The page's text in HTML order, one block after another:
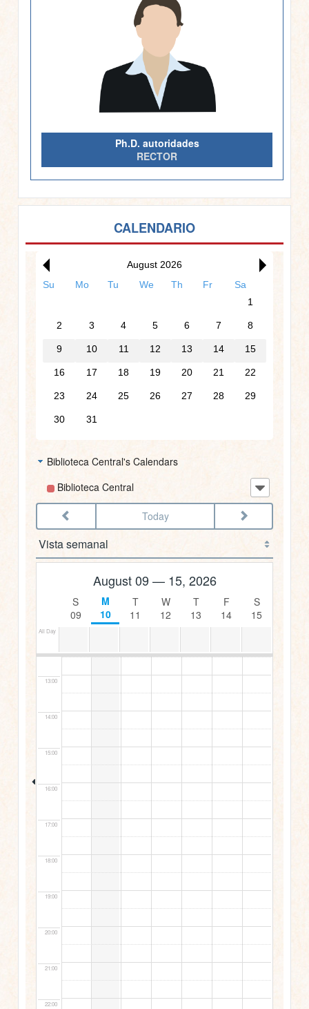
Ph.D. autoridades
RECTOR
CALENDARIO
August 2026
Su
Mo Tu We Th Fr
Sa
1
2 3 4 5 6 7 8
9 10 11 12 13 14 15
16 17 18 19 20 21 22
23 24 25 26 27 28 29
30 31
Biblioteca Central's Calendars
Biblioteca Central
Today
August 09 — 15, 2026
09 10 11 12 13 14 15
All Day
02:00
05:00
07:00
08:00
13:00
14:00
15:00
16:00
17:00
18:00
19:00
20:00
21:00
22:00